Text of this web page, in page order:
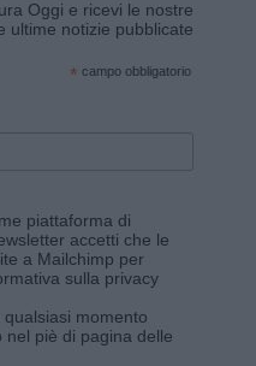
Oggi e ricevi le nostre
ultime notizie pubblicate
* campo obbligatorio
piattaforma di
accetti che le
a Mailchimp per
sulla privacy
momento
piè di pagina delle